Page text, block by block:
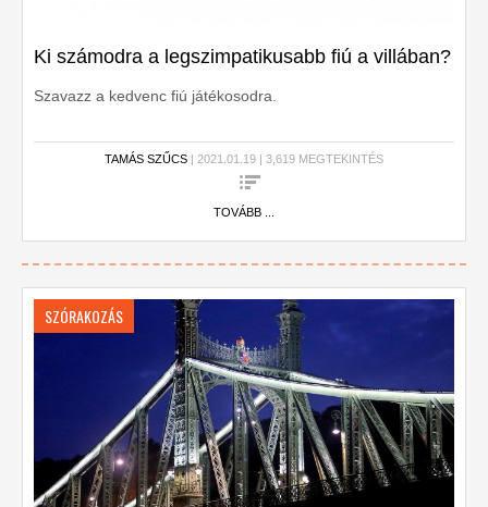
Ki számodra a legszimpatikusabb fiú a villában?
Szavazz a kedvenc fiú játékosodra.
TAMÁS SZŰCS | 2021.01.19 | 3,619 MEGTEKINTÉS
TOVÁBB ...
SZÓRAKOZÁS